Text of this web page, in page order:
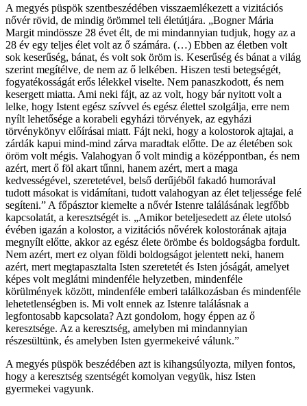
A megyés püspök szentbeszédében visszaemlékezett a vizitációs
nővér rövid, de mindig örömmel teli életútjára. „Bogner Mária
Margit mindössze 28 évet élt, de mi mindannyian tudjuk, hogy az a
28 év egy teljes élet volt az ő számára. (…) Ebben az életben volt
sok keserűség, bánat, és volt sok öröm is. Keserűség és bánat a világ
szerint megítélve, de nem az ő lelkében. Hiszen testi betegségét,
fogyatékosságát erős lélekkel viselte. Nem panaszkodott, és nem
kesergett miatta. Ami neki fájt, az az volt, hogy bár nyitott volt a
lelke, hogy Istent egész szívvel és egész élettel szolgálja, erre nem
nyílt lehetősége a korabeli egyházi törvények, az egyházi
törvénykönyv előírásai miatt. Fájt neki, hogy a kolostorok ajtajai, a
zárdák kapui mind-mind zárva maradtak előtte. De az életében sok
öröm volt mégis. Valahogyan ő volt mindig a középpontban, és nem
azért, mert ő föl akart tűnni, hanem azért, mert a maga
kedvességével, szeretetével, belső derűjéből fakadó humorával
tudott másokat is vidámítani, tudott valahogyan az élet teljessége felé
segíteni.” A főpásztor kiemelte a nővér Istenre találásának legfőbb
kapcsolatát, a keresztségét is. „Amikor beteljesedett az élete utolsó
évében igazán a kolostor, a vizitációs nővérek kolostorának ajtaja
megnyílt előtte, akkor az egész élete örömbe és boldogságba fordult.
Nem azért, mert ez olyan földi boldogságot jelentett neki, hanem
azért, mert megtapasztalta Isten szeretetét és Isten jóságát, amelyet
képes volt meglátni mindenféle helyzetben, mindenféle
körülmények között, mindenféle emberi találkozásban és mindenféle
lehetetlenségben is. Mi volt ennek az Istenre találásnak a
legfontosabb kapcsolata? Azt gondolom, hogy éppen az ő
keresztsége. Az a keresztség, amelyben mi mindannyian
részesültünk, és amelyben Isten gyermekeivé válunk.”
A megyés püspök beszédében azt is kihangsúlyozta, milyen fontos,
hogy a keresztség szentségét komolyan vegyük, hisz Isten
gyermekei vagyunk.